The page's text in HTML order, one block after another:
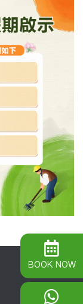
BOOK NOW